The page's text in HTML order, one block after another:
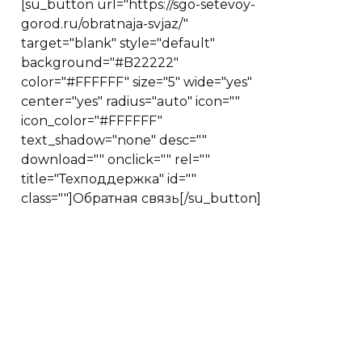
[su_button url="https://sgo-setevoy-
gorod.ru/obratnaja-svjaz/"
target="blank" style="default"
background="#B22222"
color="#FFFFFF" size="5" wide="yes"
center="yes" radius="auto" icon=""
icon_color="#FFFFFF"
text_shadow="none" desc=""
download="" onclick="" rel=""
title="Техподдержка" id=""
class=""]Обратная связь[/su_button]